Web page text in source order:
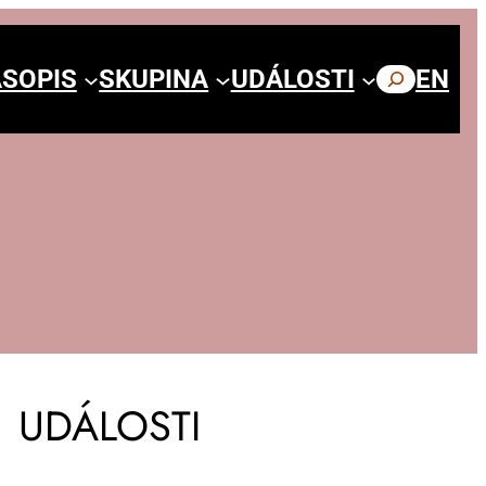
SKUPINA UDÁLOSTI HLEDAT
EN
UDÁLOSTI